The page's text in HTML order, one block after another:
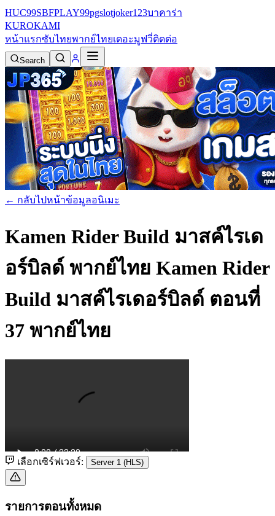
HUC99SBFPLAY99pgslotjoker123บาคาร่า
KUROKAMI
หน้าแรกซับไทยพากย์ไทยเดอะมูฟวี่ติดต่อ
Search
← กลับไปหน้าข้อมูลอนิเมะ
Kamen Rider Build มาสค์ไรเด
อร์บิลด์ พากย์ไทย Kamen Rider
Build มาสค์ไรเดอร์บิลด์ ตอนที่
37 พากย์ไทย
เลือกเซิร์ฟเวอร์: Server 1 (HLS)
รายการตอนทั้งหมด